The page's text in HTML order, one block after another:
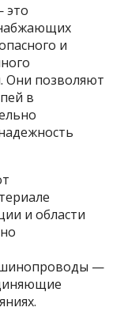
и
Они позволяют
в
и области
шинопроводы —